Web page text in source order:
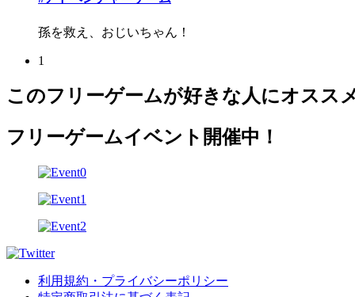
孫を救え、おじいちゃん！
1
このフリーゲームが好きな人にオスス
フリーゲームイベント開催中！
利用規約・プライバシーポリシー